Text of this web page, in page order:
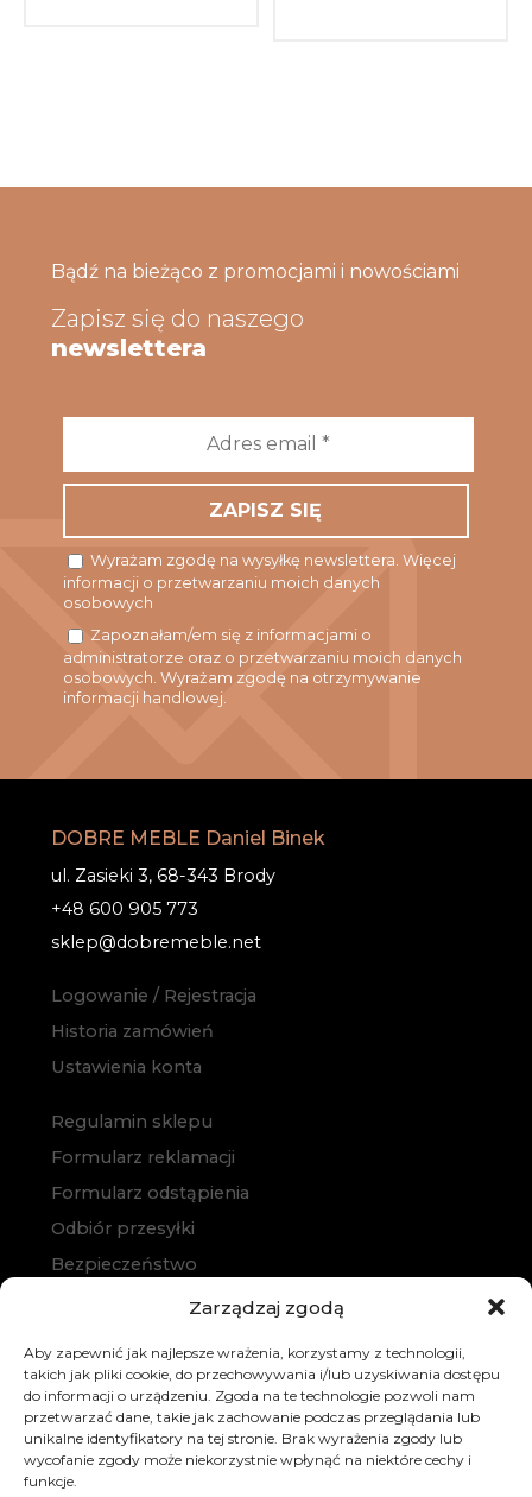
Zarządzaj zgodą
Aby zapewnić jak najlepsze wrażenia, korzystamy z technologii,
takich jak pliki cookie, do przechowywania i/lub uzyskiwania dostępu
do informacji o urządzeniu. Zgoda na te technologie pozwoli nam
przetwarzać dane, takie jak zachowanie podczas przeglądania lub
unikalne identyfikatory na tej stronie. Brak wyrażenia zgody lub
wycofanie zgody może niekorzystnie wpłynąć na niektóre cechy i
funkcje.
Bądź na bieżąco z promocjami i nowościami
Zapisz się do naszego
newslettera
*
Wyrażam zgodę na wysyłkę newslettera. Więcej
informacji o przetwarzaniu moich danych
osobowych
Zapoznałam/em się z informacjami o
administratorze oraz o przetwarzaniu moich danych
osobowych. Wyrażam zgodę na otrzymywanie
informacji handlowej.
DOBRE MEBLE Daniel Binek
ul. Zasieki 3, 68-343 Brody
+48 600 905 773
sklep@dobremeble.net
Logowanie / Rejestracja
Historia zamówień
Ustawienia konta
Regulamin sklepu
Formularz reklamacji
Formularz odstąpienia
Odbiór przesyłki
Bezpieczeństwo
Polityka prywatności
Zakup na raty
Kontakt